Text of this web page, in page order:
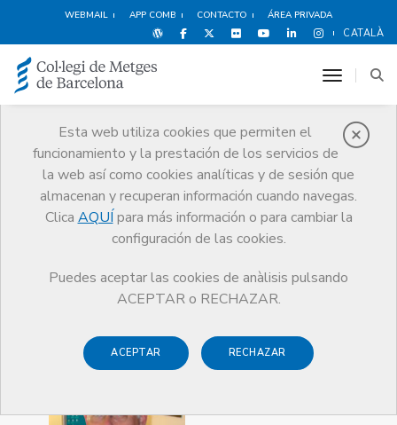
WEBMAIL APP COMB CONTACTO ÁREA PRIVADA
CATALÀ
Esta web utiliza cookies que permiten el
funcionamiento y la prestación de los servicios de
la web así como cookies analíticas y de sesión que
almacenan y recuperan información cuando navegas.
Clica AQUÍ para más información o para cambiar la
configuración de las cookies.
Puedes aceptar las cookies de anàlisis pulsando
ACEPTAR o RECHAZAR.
ACEPTAR RECHAZAR
toggle
Premios
El CoMB Guardonat Edició 2013
Guardonat Edició 2013